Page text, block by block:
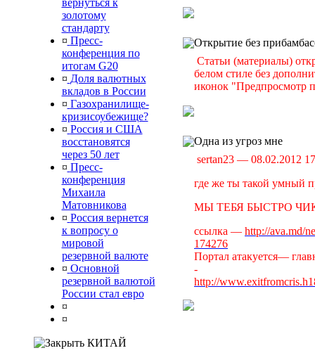
вернуться к
золотому
стандарту
¤ Пресс-
конференция по
итогам G20
¤ Доля валютных
вкладов в России
¤ Газохранилище-
кризисоубежище?
¤ Россия и США
восстановятся
через 50 лет
¤ Пресс-
конференция
Михаила
Матовникова
¤ Россия вернется
к вопросу о
мировой
резервной валюте
¤ Основной
резервной валютой
России стал евро
¤
¤
КИТАЙ
Открытие без
Статьи (материалы)
белом стиле без
иконок "Предпросмотр
Одна из угроз мне
sertan23 — 08.02.2012
где же ты такой умный
МЫ ТЕБЯ БЫСТРО
ссылка — http://ava.md/
174276
Портал атакуется—
-
http://